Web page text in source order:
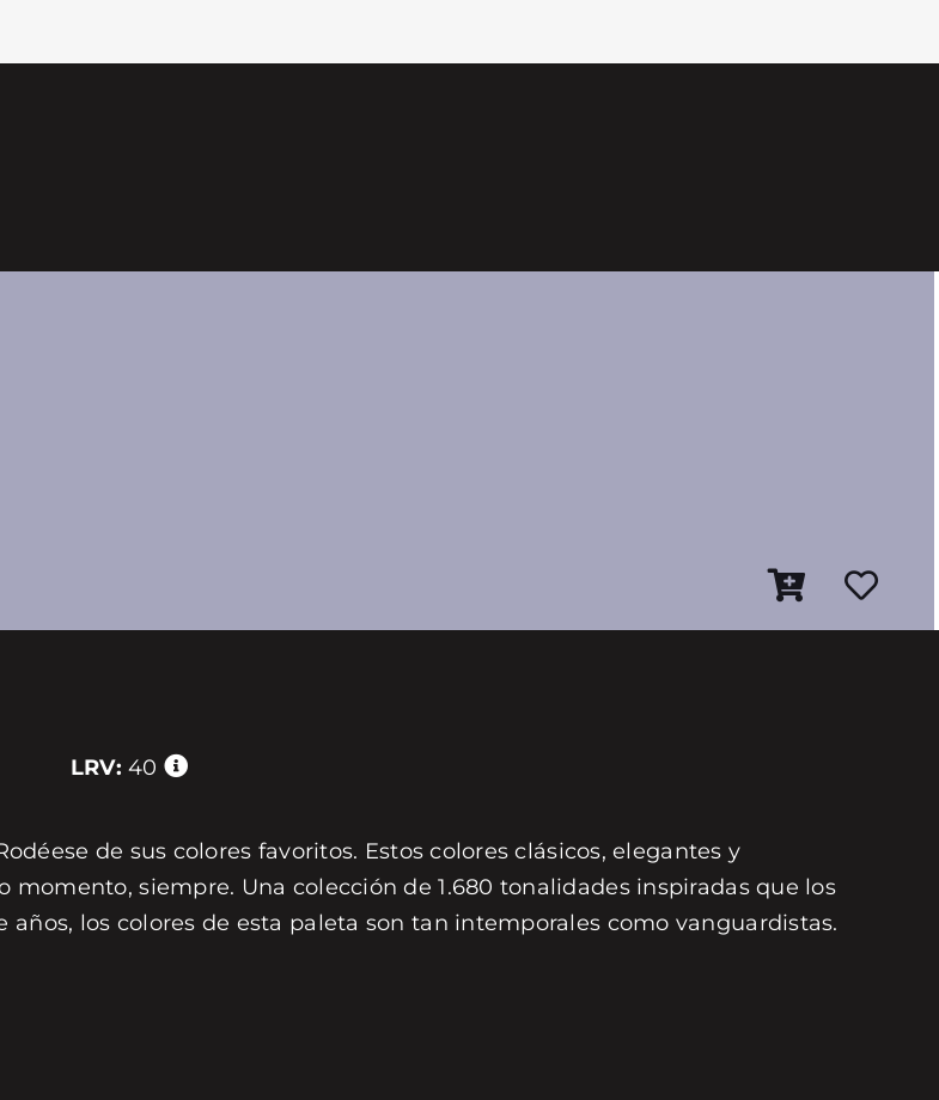
LRV: 40
de sus colores favoritos. Estos colores clásicos, elegantes y
siempre. Una colección de 1.680 tonalidades inspiradas que los
los colores de esta paleta son tan intemporales como vanguardistas.